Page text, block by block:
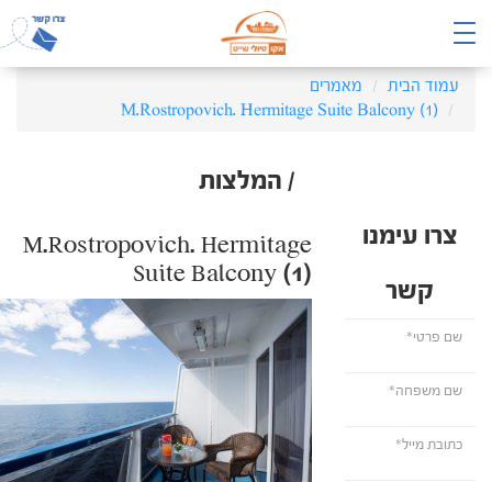
עמוד הבית
מאמרים
M.Rostropovich. Hermitage Suite Balcony (1)
/ המלצות
צרו עימנו
קשר
M.Rostropovich. Hermitage
Suite Balcony (1)